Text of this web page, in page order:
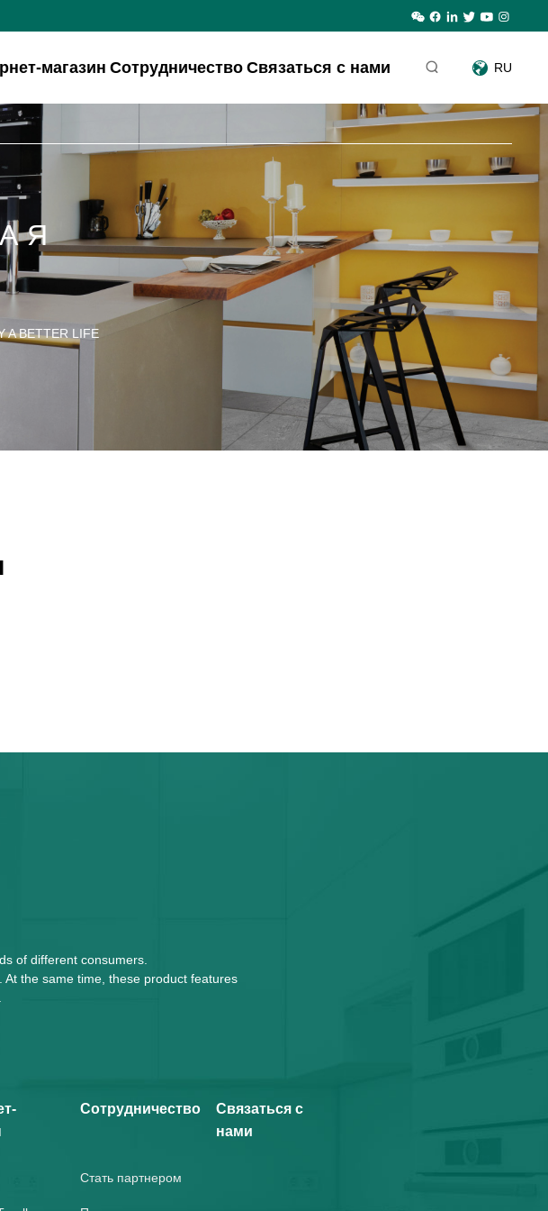
RU
магазин Сотрудничество Связаться с нами
A BETTER LIFE
of different consumers.
the same time, these product features
Сотрудничество
Стать партнером
Связаться с
нами